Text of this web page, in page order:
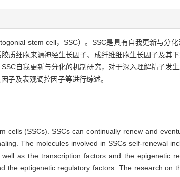
stem cell，SSC）。SSC是具有自我更新与分
质细胞来源神经生长因子、成纤维细胞生长因子及其
自我更新与分化的机制研究，对于深入理解精子发
子及表观调控因子等进行综述。
cells (SSCs). SSCs can continually renew and
The molecules involved in SSCs self-renewal
as the transcription factors and the epigenetic
the eptigenetic regulatory factors. The research on